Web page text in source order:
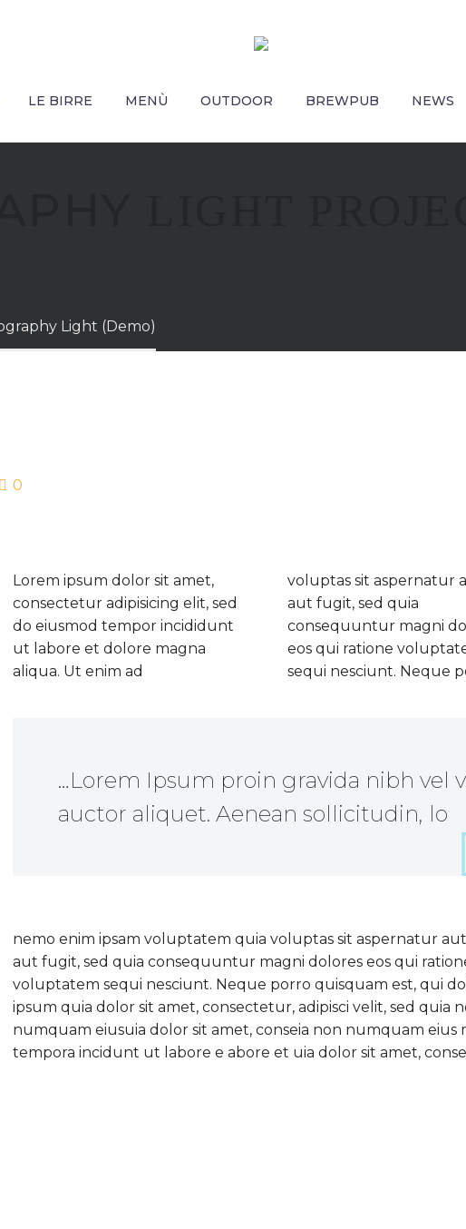
LE BIRRE MENÙ OUTDOOR BREWPUB NEWS
Light (Demo)
0
Lorem ipsum dolor sit amet,
consectetur adipisicing elit, sed
do eiusmod tempor incididunt
ut labore et dolore magna
aliqua. Ut enim ad
voluptas sit aspernatur
aut fugit, sed quia
consequuntur magni
eos qui ratione
sequi nesciunt. Neque
…Lorem Ipsum proin gravida nibh vel
auctor aliquet. Aenean sollicitudin, lo
nemo enim ipsam voluptatem quia voluptas sit aspernatur
aut fugit, sed quia consequuntur magni dolores eos qui
voluptatem sequi nesciunt. Neque porro quisquam est, qui
ipsum quia dolor sit amet, consectetur, adipisci velit, sed quia
numquam eiusuia dolor sit amet, conseia non numquam eius
tempora incidunt ut labore e abore et uia dolor sit amet,